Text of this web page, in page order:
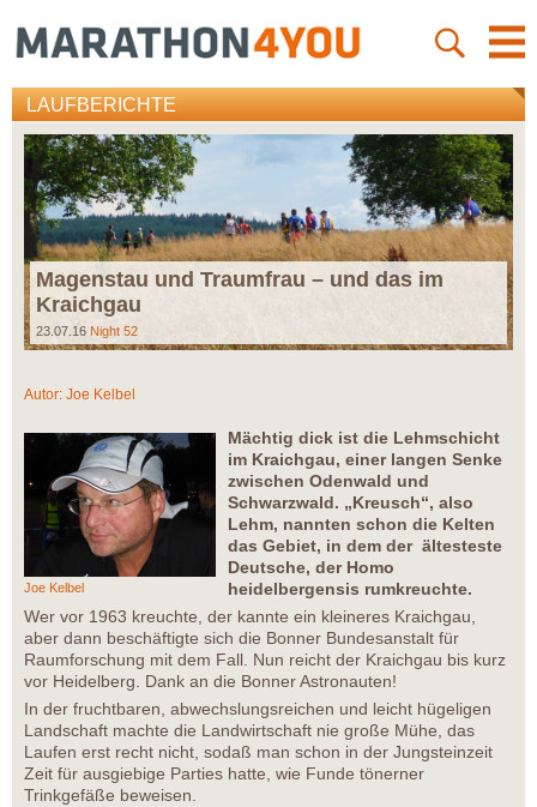
LAUFBERICHTE
Magenstau und Traumfrau – und das im
Kraichgau
23.07.16 Night 52
Autor: Joe Kelbel
Joe Kelbel
Mächtig dick ist die Lehmschicht
im Kraichgau, einer langen Senke
zwischen Odenwald und
Schwarzwald. „Kreusch“, also
Lehm, nannten schon die Kelten
das Gebiet, in dem der ältesteste
Deutsche, der Homo
heidelbergensis rumkreuchte.
Wer vor 1963 kreuchte, der kannte ein kleineres Kraichgau,
aber dann beschäftigte sich die Bonner Bundesanstalt für
Raumforschung mit dem Fall. Nun reicht der Kraichgau bis kurz
vor Heidelberg. Dank an die Bonner Astronauten!
In der fruchtbaren, abwechslungsreichen und leicht hügeligen
Landschaft machte die Landwirtschaft nie große Mühe, das
Laufen erst recht nicht, sodaß man schon in der Jungsteinzeit
Zeit für ausgiebige Parties hatte, wie Funde tönerner
Trinkgefäße beweisen.